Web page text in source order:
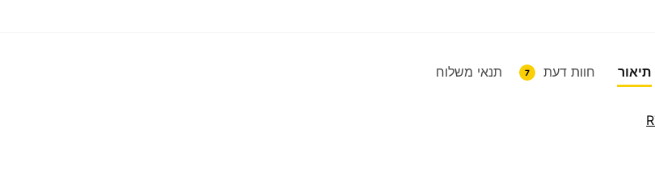
תיאור חוות דעת 7 תנאי משלוח